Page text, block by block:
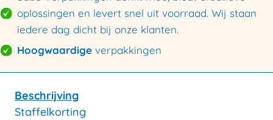
oplossingen en levert snel uit voorraad. Wij staan
iedere dag dicht bij onze klanten.
Hoogwaardige verpakkingen
Beschrijving
Staffelkorting